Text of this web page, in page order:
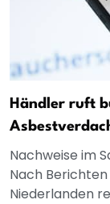
Händler ruft
Nachweise im
Nach
Niederlanden